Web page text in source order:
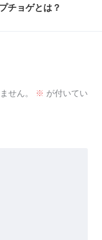
プチョゲとは？
せん。 ※ が付いてい